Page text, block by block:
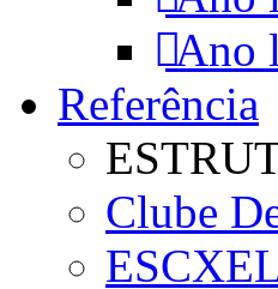
Ano
Referência
Clube